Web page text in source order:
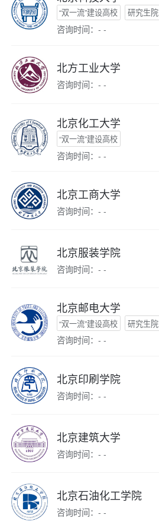
“双一流”建设高校 研究生院
咨询时间：- -
北方工业大学
咨询时间：- -
北京化工大学
“双一流”建设高校
咨询时间：- -
北京工商大学
咨询时间：- -
北京服装学院
咨询时间：- -
北京邮电大学
“双一流”建设高校 研究生院
咨询时间：- -
北京印刷学院
咨询时间：- -
北京建筑大学
咨询时间：- -
北京石油化工学院
咨询时间：- -